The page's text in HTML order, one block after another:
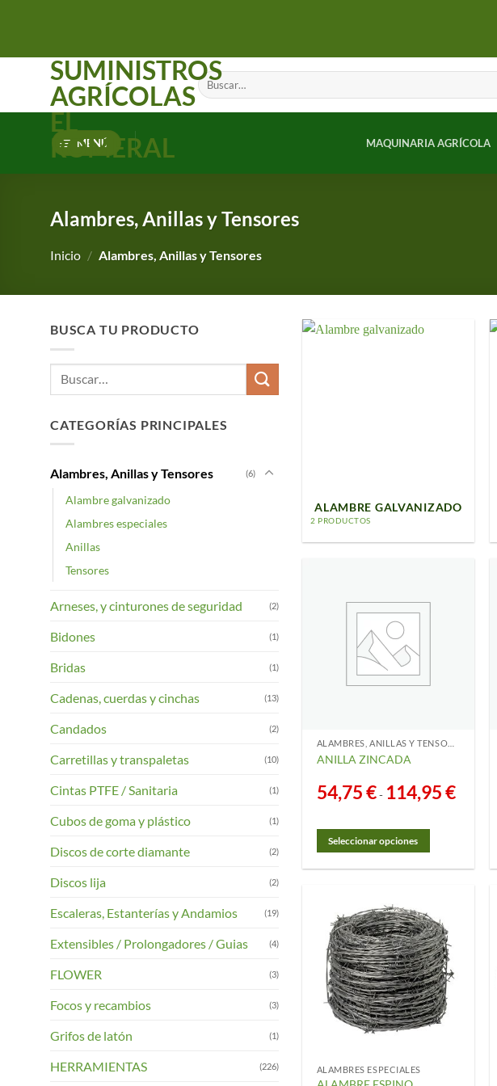
SUMINISTROS
AGRÍCOLAS
EL
ROMERAL
Buscar
por:
MENÚ MAQUINARIA AGRÍCOLA
Alambres, Anillas y Tensores
Inicio / Alambres, Anillas y Tensores
BUSCA TU PRODUCTO
Buscar
CATEGORÍAS PRINCIPALES
Alambres, Anillas y Tensores (6)
Alambre galvanizado
Alambres especiales
Anillas
Tensores
Arneses, y cinturones de seguridad (2)
Bidones (1)
Bridas (1)
Cadenas, cuerdas y cinchas (13)
Candados (2)
Carretillas y transpaletas (10)
Cintas PTFE / Sanitaria (1)
Cubos de goma y plástico (1)
Discos de corte diamante (2)
Discos lija (2)
Escaleras, Estanterías y Andamios (19)
Extensibles / Prolongadores / Guias (4)
FLOWER (3)
Focos y recambios (3)
Grifos de latón (1)
HERRAMIENTAS (226)
ALAMBRE GALVANIZADO
2 PRODUCTOS
ANILLA ZINCADA
54,75€ - 114,95€Rango
de
Seleccionar opciones
múltiples
variantes.
Las
opciones
pueden
la
ALAMBRES ESPECIALES